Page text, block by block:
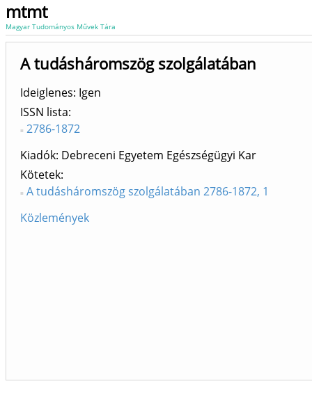
mtmt
Magyar Tudományos Művek Tára
A tudásháromszög szolgálatában
Ideiglenes: Igen
ISSN lista
2786-1872
Kiadók Debreceni Egyetem Egészségügyi Kar
Kötetek
A tudásháromszög szolgálatában 2786-1872, 1
Közlemények